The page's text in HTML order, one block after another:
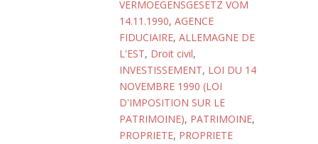
VERMOEGENSGESETZ VOM
14.11.1990, AGENCE
FIDUCIAIRE, ALLEMAGNE DE
L'EST, Droit civil,
INVESTISSEMENT, LOI DU 14
NOVEMBRE 1990 (LOI
D'IMPOSITION SUR LE
PATRIMOINE), PATRIMOINE,
PROPRIETE, PROPRIETE